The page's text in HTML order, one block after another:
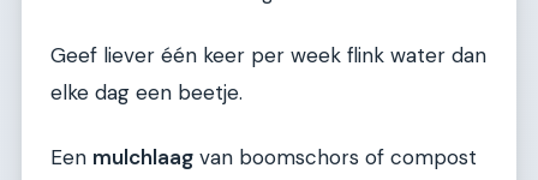
Geef liever één keer per week flink water dan
elke dag een beetje.
Een mulchlaag van boomschors of compost